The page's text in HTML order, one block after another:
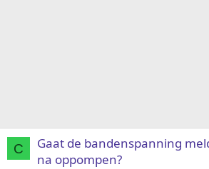
C
Gaat de bandenspanning
na oppompen?